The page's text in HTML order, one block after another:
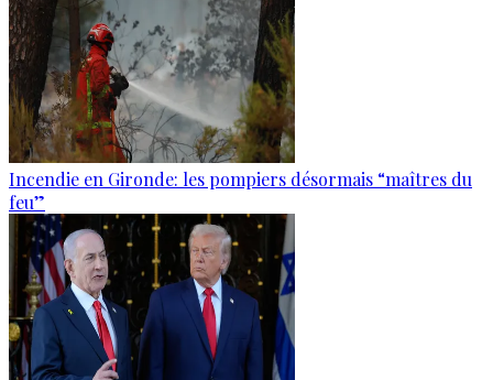
Incendie en Gironde: les pompiers désormais “maîtres du
feu”